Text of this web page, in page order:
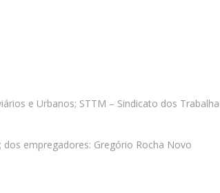
e Urbanos; STTM – Sindicato dos
dos empregadores: Gregório Rocha Novo